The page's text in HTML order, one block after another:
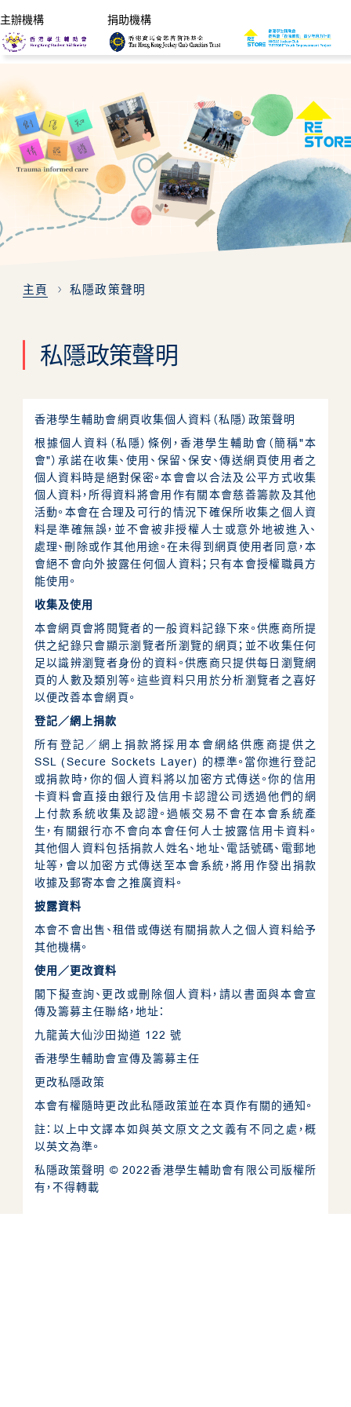
主辦機構 捐助機構
生命師友計劃
評估工具
資源中心/分享平台
最新消息
活動照片
支持我們
聯絡我們
私隱政策聲明 一般條款及細則 無障礙聲明
主頁 私隱政策聲明
私隱政策聲明
香港學生輔助會網頁收集個人資料（私隱）政策聲明
根據個人資料（私隱）條例，香港學生輔助會（簡稱"本
會"）承諾在收集、使用、保留、保安、傳送網頁使用者之
個人資料時是絕對保密。本會會以合法及公平方式收集
個人資料，所得資料將會用作有關本會慈善籌款及其他
活動。本會在合理及可行的情況下確保所收集之個人資
料是準確無誤，並不會被非授權人士或意外地被進入、
處理、刪除或作其他用途。在未得到網頁使用者同意，本
會絕不會向外披露任何個人資料；只有本會授權職員方
能使用。
收集及使用
本會網頁會將閱覽者的一般資料記錄下來。供應商所提
供之紀錄只會顯示瀏覽者所瀏覽的網頁；並不收集任何
足以識辨瀏覽者身份的資料。供應商只提供每日瀏覽網
頁的人數及類別等。這些資料只用於分析瀏覽者之喜好
以便改善本會網頁。
登記／網上捐款
所有登記／網上捐款將採用本會網絡供應商提供之
SSL (Secure Sockets Layer) 的標準。當你進行登記
或捐款時，你的個人資料將以加密方式傳送。你的信用
卡資料會直接由銀行及信用卡認證公司透過他們的網
上付款系統收集及認證。過帳交易不會在本會系統產
生，有關銀行亦不會向本會任何人士披露信用卡資料。
其他個人資料包括捐款人姓名、地址、電話號碼、電郵地
址等，會以加密方式傳送至本會系統，將用作發出捐款
收據及郵寄本會之推廣資料。
披露資料
本會不會出售、租借或傳送有關捐款人之個人資料給予
其他機構。
使用／更改資料
閣下擬查詢、更改或刪除個人資料，請以書面與本會宣
傳及籌募主任聯絡，地址：
九龍黃大仙沙田拗道 122 號
香港學生輔助會宣傳及籌募主任
更改私隱政策
本會有權隨時更改此私隱政策並在本頁作有關的通知。
註：以上中文譯本如與英文原文之文義有不同之處，概
以英文為準。
私隱政策聲明 © 2022香港學生輔助會有限公司版權所
有，不得轉載